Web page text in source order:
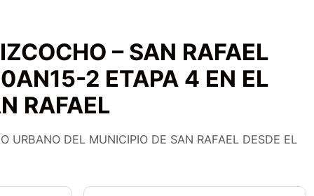
– SAN RAFAEL
2 ETAPA 4 EN EL
RAFAEL
URBANO DEL MUNICIPIO DE SAN RAFAEL DESDE EL